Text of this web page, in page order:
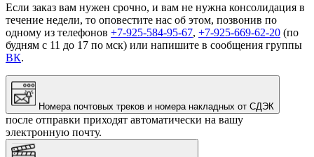
Если заказ вам нужен срочно, и вам не нужна консолидация в
течение недели, то оповестите нас об этом, позвонив по
одному из телефонов +7-925-584-95-67, +7-925-669-62-20 (по
будням с 11 до 17 по мск) или напишите в сообщения группы
ВК.
Номера почтовых треков и номера накладных от СДЭК
после отправки приходят автоматически на вашу
электронную почту.